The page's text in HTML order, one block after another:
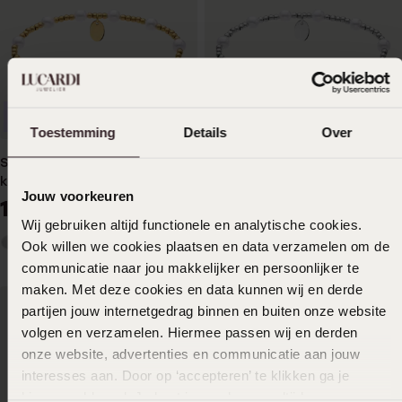
Toestemming Details Over
Jouw voorkeuren
Wij gebruiken altijd functionele en analytische cookies.
Ook willen we cookies plaatsen en data verzamelen om de
communicatie naar jou makkelijker en persoonlijker te
maken. Met deze cookies en data kunnen wij en derde
partijen jouw internetgedrag binnen en buiten onze website
volgen en verzamelen. Hiermee passen wij en derden
onze website, advertenties en communicatie aan jouw
interesses aan. Door op ‘accepteren’ te klikken ga je
Stainless steel goldplated
kralenarmband met parel
voor dames
1499